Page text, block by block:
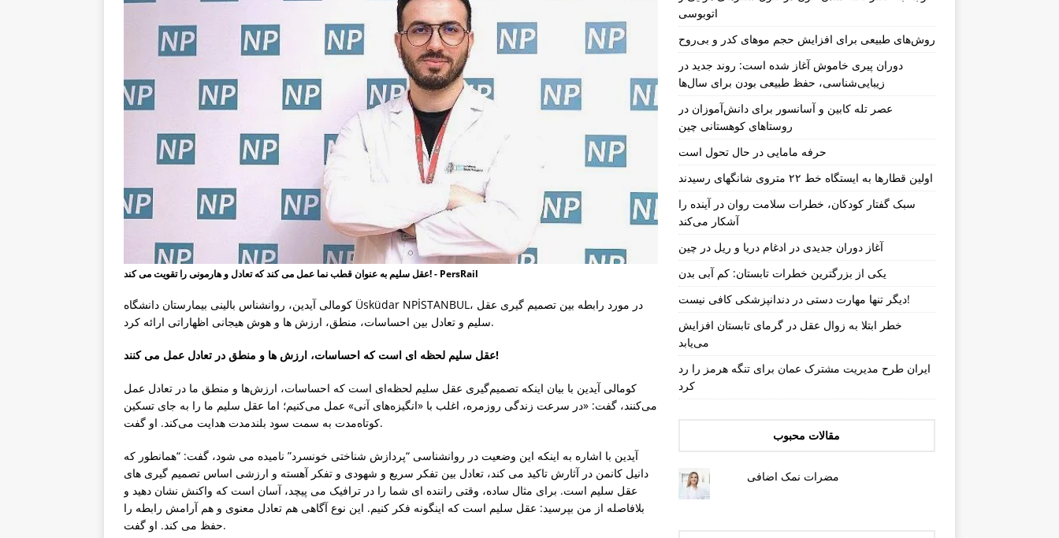
عقل سلیم به عنوان قطب نما عمل می کند که تعادل و هارمونی را تقویت می کند! - PersRail
کومالی آیدین، روانشناس بالینی بیمارستان دانشگاه Üsküdar NPİSTANBUL، در مورد رابطه بین تصمیم گیری عقل
سلیم و تعادل بین احساسات، منطق، ارزش ها و هوش هیجانی اظهاراتی ارائه کرد.
عقل سلیم لحظه ای است که احساسات، ارزش ها و منطق در تعادل عمل می کنند!
کومالی آیدین با بیان اینکه تصمیم‌گیری عقل سلیم لحظه‌ای است که احساسات، ارزش‌ها و منطق ما در تعادل عمل
می‌کنند، گفت: «در سرعت زندگی روزمره، اغلب با «انگیزه‌های آنی» عمل می‌کنیم؛ اما عقل سلیم ما را به جای تسکین
کوتاه‌مدت به سمت سود بلندمدت هدایت می‌کند. او گفت.
آیدین با اشاره به اینکه این وضعیت در روانشناسی “پردازش شناختی خونسرد” نامیده می شود، گفت: “همانطور که
دانیل کانمن در آثارش تاکید می کند، تعادل بین تفکر سریع و شهودی و تفکر آهسته و ارزشی اساس تصمیم گیری های
عقل سلیم است. برای مثال ساده، وقتی راننده ای شما را در ترافیک می پیچد، آسان است که واکنش نشان دهید و
بلافاصله از من بپرسید: عقل سلیم است که اینگونه فکر کنیم. این نوع آگاهی هم تعادل معنوی و هم آرامش رابطه را
حفظ می کند. او گفت.
اتوبوسی
روش‌های طبیعی برای افزایش حجم موهای کدر و بی‌روح
دوران پیری خاموش آغاز شده است: روند جدید در
زیبایی‌شناسی، حفظ طبیعی بودن برای سال‌ها
عصر تله کابین و آسانسور برای دانش‌آموزان در
روستاهای کوهستانی چین
حرفه مامایی در حال تحول است
اولین قطارها به ایستگاه خط ۲۲ متروی شانگهای رسیدند
سبک گفتار کودکان، خطرات سلامت روان در آینده را
آشکار می‌کند
آغاز دوران جدیدی در ادغام دریا و ریل در چین
یکی از بزرگترین خطرات تابستان: کم آبی بدن
دیگر تنها مهارت دستی در دندانپزشکی کافی نیست!
خطر ابتلا به زوال عقل در گرمای تابستان افزایش
می‌یابد
ایران طرح مدیریت مشترک عمان برای تنگه هرمز را رد
کرد
مقالات محبوب
مضرات نمک اضافی